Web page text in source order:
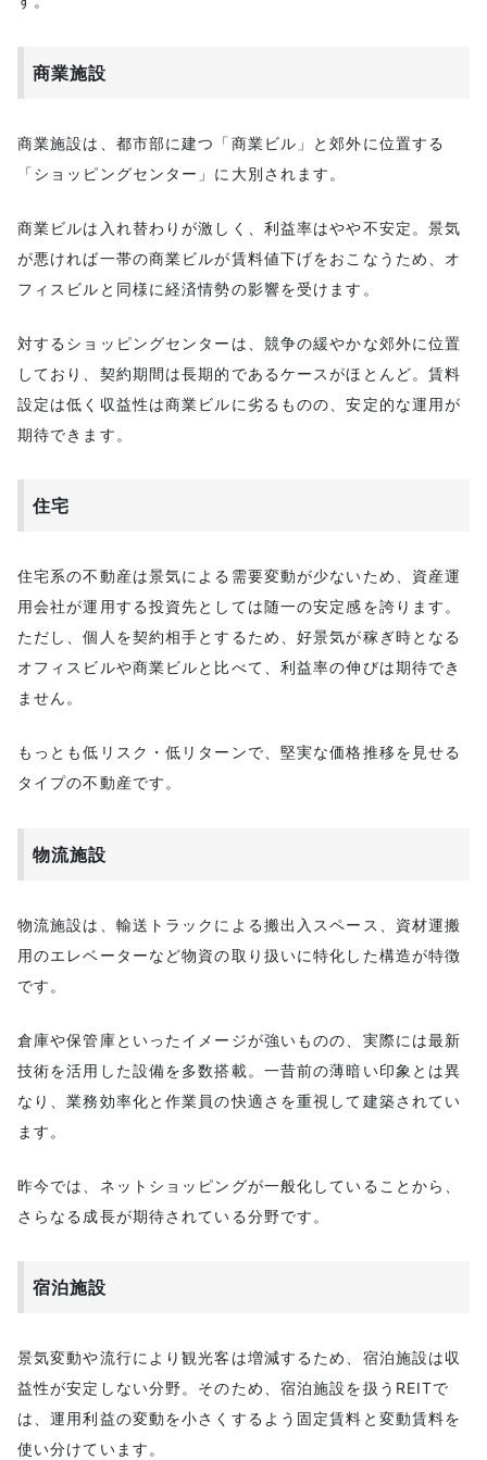
商業施設
商業施設は、都市部に建つ「商業ビル」と郊外に位置する
「ショッピングセンター」に大別されます。
商業ビルは入れ替わりが激しく、利益率はやや不安定。景気
が悪ければ一帯の商業ビルが賃料値下げをおこなうため、オ
フィスビルと同様に経済情勢の影響を受けます。
対するショッピングセンターは、競争の緩やかな郊外に位置
しており、契約期間は長期的であるケースがほとんど。賃料
設定は低く収益性は商業ビルに劣るものの、安定的な運用が
期待できます。
住宅
住宅系の不動産は景気による需要変動が少ないため、資産運
用会社が運用する投資先としては随一の安定感を誇ります。
ただし、個人を契約相手とするため、好景気が稼ぎ時となる
オフィスビルや商業ビルと比べて、利益率の伸びは期待でき
ません。
もっとも低リスク・低リターンで、堅実な価格推移を見せる
タイプの不動産です。
物流施設
物流施設は、輸送トラックによる搬出入スペース、資材運搬
用のエレベーターなど物資の取り扱いに特化した構造が特徴
です。
倉庫や保管庫といったイメージが強いものの、実際には最新
技術を活用した設備を多数搭載。一昔前の薄暗い印象とは異
なり、業務効率化と作業員の快適さを重視して建築されてい
ます。
昨今では、ネットショッピングが一般化していることから、
さらなる成長が期待されている分野です。
宿泊施設
景気変動や流行により観光客は増減するため、宿泊施設は収
益性が安定しない分野。そのため、宿泊施設を扱うREITで
は、運用利益の変動を小さくするよう固定賃料と変動賃料を
使い分けています。